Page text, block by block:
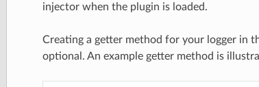
injector when the plugin is loaded.
Creating a getter method for your logger in
optional. An example getter method is